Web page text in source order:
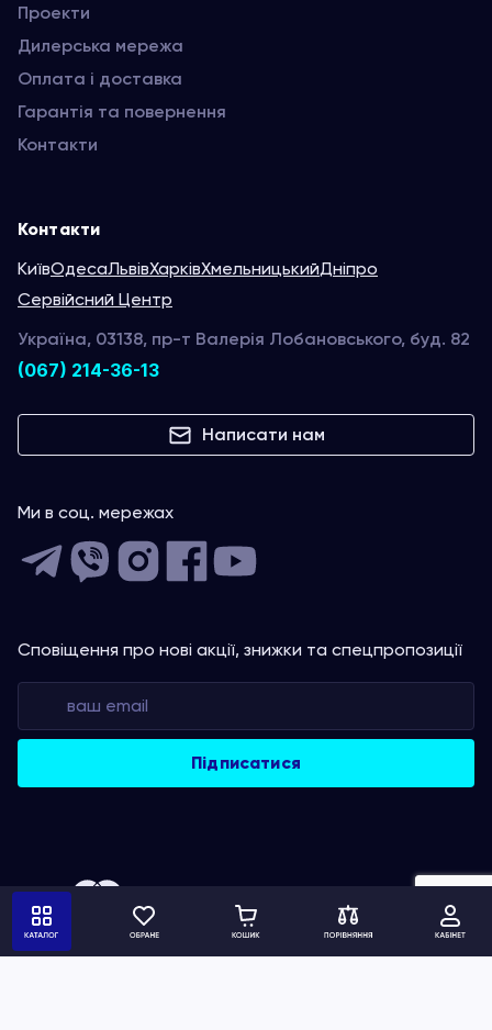
Проекти
Дилерська мережа
Оплата і доставка
Гарантія та повернення
Контакти
Контакти
КиївОдесаЛьвівХарківХмельницькийДніпро
Сервійсний Центр
Україна, 03138, пр-т Валерія Лобановського, буд. 82
(067) 214-36-13
Написати нам
Ми в соц. мережах
Сповіщення про нові акції, знижки та спецпропозиції